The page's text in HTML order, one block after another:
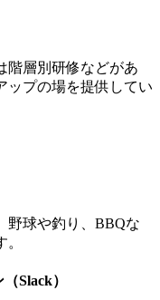
階層別研修などがあ
ップの場を提供してい
野球や釣り、BBQな
Slack）